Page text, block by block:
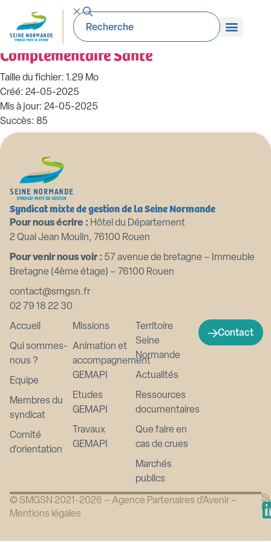
99_DE-2024.03.08. Adhésion au contrat
de groupe du CDG pour la
Complémentaire Santé
Taille du fichier: 1.29 Mo
Créé: 24-05-2025
Mis à jour: 24-05-2025
Succès: 85
Syndicat mixte de gestion de la Seine Normande
Pour nous écrire : Hôtel du Département
2 Quai Jean Moulin, 76100 Rouen
Pour venir nous voir : 57 avenue de bretagne – Immeuble
Bretagne (4ème étage) – 76100 Rouen
contact@smgsn.fr
02 79 18 22 30
Accueil
Qui sommes-
nous ?
Equipe
Membres du
syndicat
Comité
d’orientation
Missions
Animation et
accompagnement
GEMAPI
Etudes
GEMAPI
Travaux
GEMAPI
Territoire
Seine
Normande
Actualités
Ressources
documentaires
Que faire en
cas de crues
Marchés
publics
Contact
© SMGSN 2021-2026 – Agence Partenaires d’Avenir –
Mentions légales